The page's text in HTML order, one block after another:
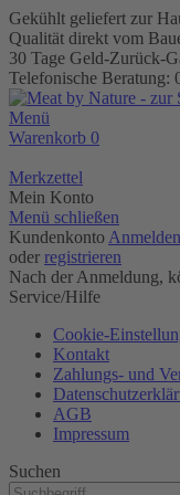
Gekühlt geliefert zur
Qualität direkt vom
30 Tage Geld-Zurück-
Telefonische Beratung:
Menü
Warenkorb 0
Merkzettel
Mein Konto
Menü schließen
Kundenkonto Anmelden
oder registrieren
Nach der Anmeldung,
Service/Hilfe
Cookie-
Kontakt
Zahlungs- und
AGB
Impressum
Suchen